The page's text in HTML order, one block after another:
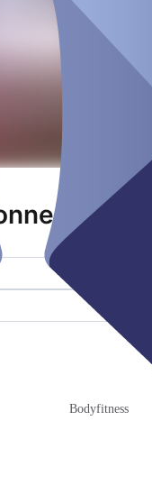
Bodyfitness